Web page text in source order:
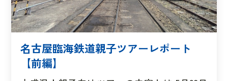
名古屋臨海鉄道親子ツアーレポート
【前編】